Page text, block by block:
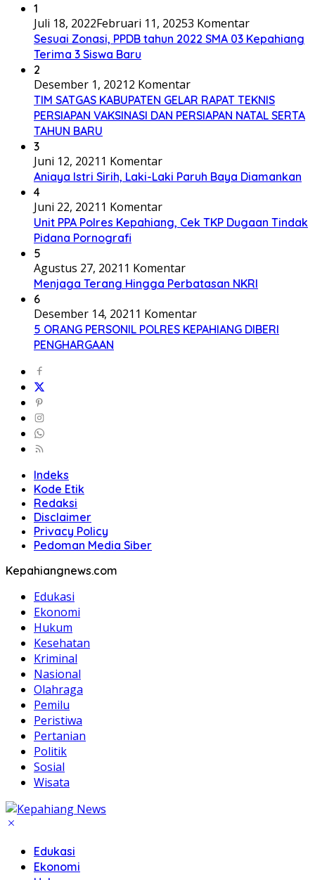
1
Juli 18, 2022Februari 11, 20253 Komentar
Sesuai Zonasi, PPDB tahun 2022 SMA 03 Kepahiang
Terima 3 Siswa Baru
2
Desember 1, 20212 Komentar
TIM SATGAS KABUPATEN GELAR RAPAT TEKNIS
PERSIAPAN VAKSINASI DAN PERSIAPAN NATAL SERTA
TAHUN BARU
3
Juni 12, 2021 1 Komentar
Aniaya Istri Sirih, Laki-Laki Paruh Baya Diamankan
4
Juni 22, 2021 1 Komentar
Unit PPA Polres Kepahiang, Cek TKP Dugaan Tindak
Pidana Pornografi
5
Agustus 27, 2021 1 Komentar
Menjaga Terang Hingga Perbatasan NKRI
6
Desember 14, 2021 1 Komentar
5 ORANG PERSONIL POLRES KEPAHIANG DIBERI
PENGHARGAAN
Indeks
Kode Etik
Redaksi
Disclaimer
Privacy Policy
Pedoman Media Siber
Kepahiangnews.com
Edukasi
Ekonomi
Hukum
Kesehatan
Kriminal
Nasional
Olahraga
Pemilu
Peristiwa
Pertanian
Politik
Sosial
Wisata
Edukasi
Ekonomi